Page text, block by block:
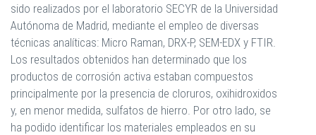
sido realizados por el laboratorio SECYR de la Universidad
Autónoma de Madrid, mediante el empleo de diversas
técnicas analíticas: Micro Raman, DRX-P, SEM-EDX y FTIR.
Los resultados obtenidos han determinado que los
productos de corrosión activa estaban compuestos
principalmente por la presencia de cloruros, oxihidroxidos
y, en menor medida, sulfatos de hierro. Por otro lado, se
ha podido identificar los materiales empleados en su